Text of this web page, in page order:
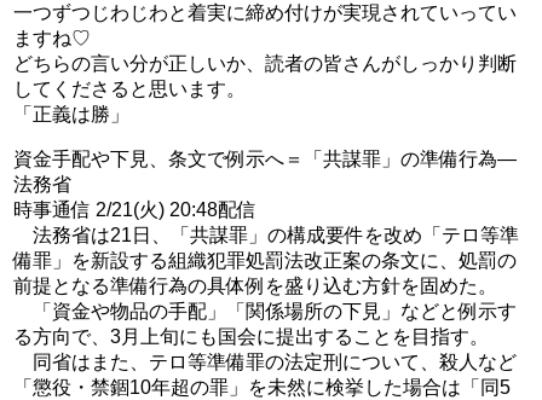
一つずつじわじわと着実に締め付けが実現されていってい
ますね♡
どちらの言い分が正しいか、読者の皆さんがしっかり判断
してくださると思います。
「正義は勝」
資金手配や下見、条文で例示へ＝「共謀罪」の準備行為―
法務省
時事通信 2/21(火) 20:48配信
法務省は21日、「共謀罪」の構成要件を改め「テロ等準
備罪」を新設する組織犯罪処罰法改正案の条文に、処罰の
前提となる準備行為の具体例を盛り込む方針を固めた。
「資金や物品の手配」「関係場所の下見」などと例示す
る方向で、3月上旬にも国会に提出することを目指す。
同省はまた、テロ等準備罪の法定刑について、殺人など
「懲役・禁錮10年超の罪」を未然に検挙した場合は「同5